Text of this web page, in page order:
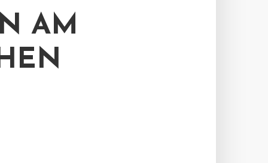
AM